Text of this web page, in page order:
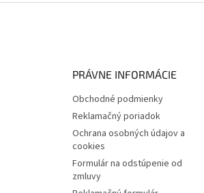
PRÁVNE INFORMÁCIE
Obchodné podmienky
Reklamačný poriadok
Ochrana osobných údajov a
cookies
Formulár na odstúpenie od
zmluvy